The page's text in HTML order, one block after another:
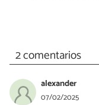
2 comentarios
alexander
07/02/2025